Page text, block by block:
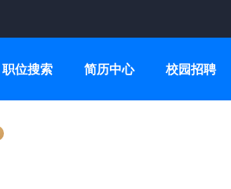
职位搜索 简历中心 校园招聘